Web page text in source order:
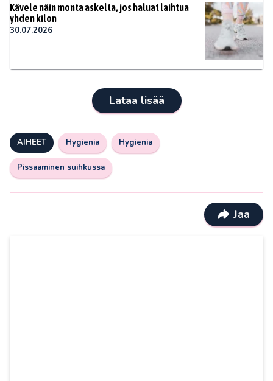
Kävele näin monta askelta, jos haluat laihtua
yhden kilon
30.07.2026
Lataa lisää
AIHEET Hygienia Hygienia
Pissaaminen suihkussa
Jaa